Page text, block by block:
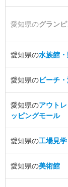
愛知県のグラン
愛知県の水族館
愛知県のビーチ
愛知県のアウト
ッピングモール
愛知県の工場見学
愛知県の美術館